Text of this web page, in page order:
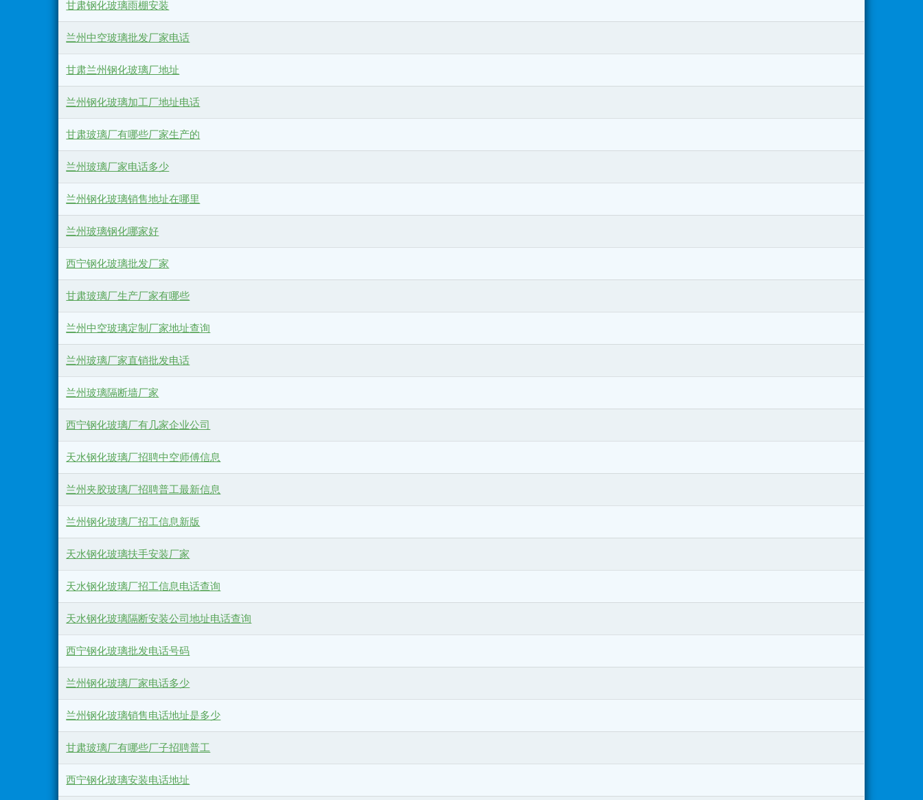
甘肃钢化玻璃雨棚安装
兰州中空玻璃批发厂家电话
甘肃兰州钢化玻璃厂地址
兰州钢化玻璃加工厂地址电话
甘肃玻璃厂有哪些厂家生产的
兰州玻璃厂家电话多少
兰州钢化玻璃销售地址在哪里
兰州玻璃钢化哪家好
西宁钢化玻璃批发厂家
甘肃玻璃厂生产厂家有哪些
兰州中空玻璃定制厂家地址查询
兰州玻璃厂家直销批发电话
兰州玻璃隔断墙厂家
西宁钢化玻璃厂有几家企业公司
天水钢化玻璃厂招聘中空师傅信息
兰州夹胶玻璃厂招聘普工最新信息
兰州钢化玻璃厂招工信息新版
天水钢化玻璃扶手安装厂家
天水钢化玻璃厂招工信息电话查询
天水钢化玻璃隔断安装公司地址电话查询
西宁钢化玻璃批发电话号码
兰州钢化玻璃厂家电话多少
兰州钢化玻璃销售电话地址是多少
甘肃玻璃厂有哪些厂子招聘普工
西宁钢化玻璃安装电话地址